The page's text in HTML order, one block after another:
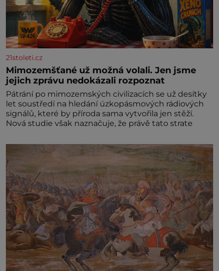
21stoleti.cz
Mimozemšťané už možná volali. Jen jsme
jejich zprávu nedokázali rozpoznat
Pátrání po mimozemských civilizacích se už desítky
let soustředí na hledání úzkopásmových rádiových
signálů, které by příroda sama vytvořila jen stěží.
Nová studie však naznačuje, že právě tato strate